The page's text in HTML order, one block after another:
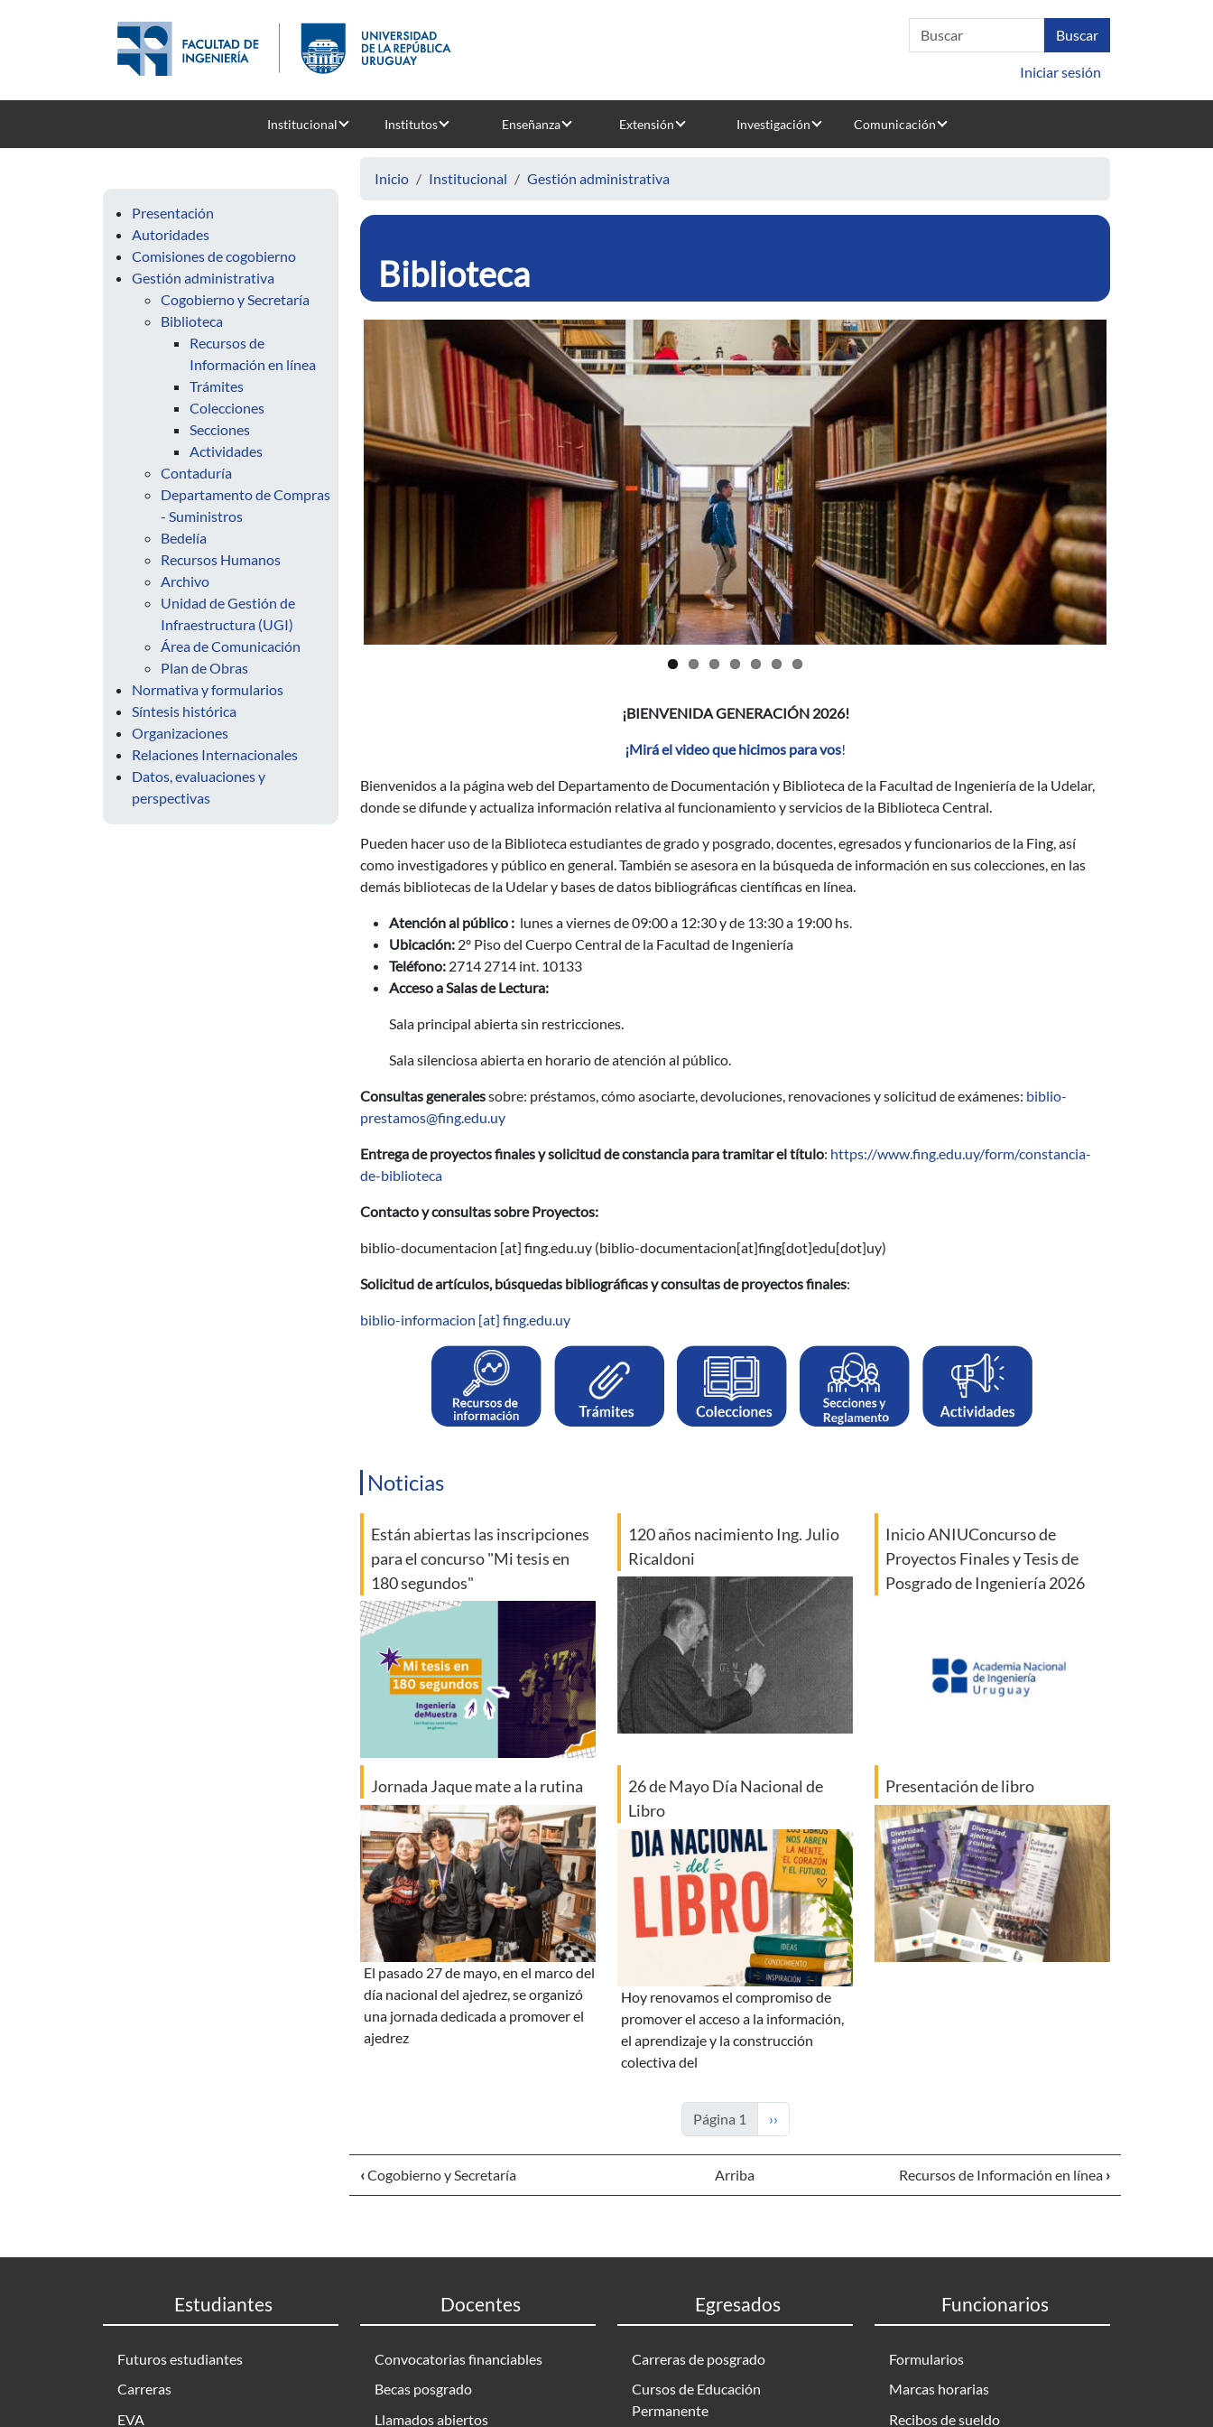
Iniciar sesión
Institucional Institutos Enseñanza Extensión Investigación Comunicación
Presentación
Autoridades
Comisiones de cogobierno
Gestión administrativa
Cogobierno y Secretaría
Biblioteca
Recursos de
Información en línea
Trámites
Colecciones
Secciones
Actividades
Contaduría
Departamento de Compras
- Suministros
Bedelía
Recursos Humanos
Archivo
Unidad de Gestión de
Infraestructura (UGI)
Área de Comunicación
Plan de Obras
Normativa y formularios
Síntesis histórica
Organizaciones
Relaciones Internacionales
Datos, evaluaciones y
perspectivas
Inicio Institucional Gestión administrativa
Biblioteca
¡BIENVENIDA GENERACIÓN 2026!
¡Mirá el video que hicimos para vos!
Bienvenidos a la página web del Departamento de Documentación y Biblioteca de la Facultad de Ingeniería de la Udelar,
donde se difunde y actualiza información relativa al funcionamiento y servicios de la Biblioteca Central.
Pueden hacer uso de la Biblioteca estudiantes de grado y posgrado, docentes, egresados y funcionarios de la Fing, así
como investigadores y público en general. También se asesora en la búsqueda de información en sus colecciones, en las
demás bibliotecas de la Udelar y bases de datos bibliográficas científicas en línea.
Atención al público : lunes a viernes de 09:00 a 12:30 y de 13:30 a 19:00 hs.
Ubicación: 2º Piso del Cuerpo Central de la Facultad de Ingeniería
Teléfono: 2714 2714 int. 10133
Acceso a Salas de Lectura:
Sala principal abierta sin restricciones.
Sala silenciosa abierta en horario de atención al público.
Consultas generalessobre: préstamos, cómo asociarte, devoluciones, renovaciones y solicitud de exámenes: biblio-
prestamos@fing.edu.uy
Entrega de proyectos finales y solicitud de constancia para tramitar el título: https://www.fing.edu.uy/form/constancia-
de-biblioteca
Contacto y consultas sobre Proyectos:
biblio-documentacion [at] fing.edu.uy (biblio-documentacion[at]fing[dot]edu[dot]uy)
Solicitud de artículos, búsquedas bibliográficas y consultas de proyectos finales:
biblio-informacion [at] fing.edu.uy
Noticias
Están abiertas las inscripciones
para el concurso "Mi tesis en
180 segundos"
120 años nacimiento Ing. Julio
Ricaldoni
Inicio ANIUConcurso de
Proyectos Finales y Tesis de
Posgrado de Ingeniería 2026
Jornada Jaque mate a la rutina
el pasado 27 de mayo, en el marco del
día nacional del ajedrez, se organizó
una jornada dedicada a promover el
ajedrez
26 de Mayo Día Nacional de
Libro
hoy renovamos el compromiso de
promover el acceso a la información,
el aprendizaje y la construcción
colectiva del
Presentación de libro
Página 1 Siguiente página
››
‹Cogobierno y Secretaría Arriba Recursos de Información en línea ›
Estudiantes
Futuros estudiantes
Carreras
EVA
Docentes
Convocatorias financiables
Becas posgrado
Llamados abiertos
Egresados
Carreras de posgrado
Cursos de Educación
Permanente
Funcionarios
Formularios
Marcas horarias
Recibos de sueldo